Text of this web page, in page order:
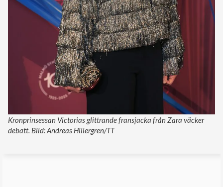
Kronprinsessan Victorias glittrande fransjacka från Zara väcker
debatt. Bild: Andreas Hillergren/TT